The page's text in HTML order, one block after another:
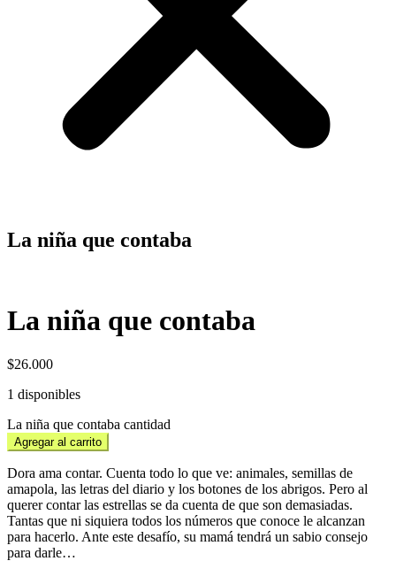
La niña que contaba
La niña que contaba
$26.000
1 disponibles
La niña que contaba cantidad
Agregar al carrito
Dora ama contar. Cuenta todo lo que ve: animales, semillas de
amapola, las letras del diario y los botones de los abrigos. Pero al
querer contar las estrellas se da cuenta de que son demasiadas.
Tantas que ni siquiera todos los números que conoce le alcanzan
para hacerlo. Ante este desafío, su mamá tendrá un sabio consejo
para darle…